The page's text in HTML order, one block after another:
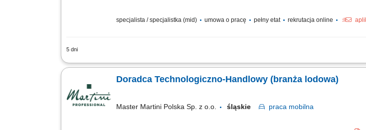
specjalista / specjalistka (mid) umowa o pracę pełny etat rekrutacja online
5 dni
Opis stanowiska rozwijanie współpracy z klientami biznesowymi poprzez regularny
Doradca Technologiczno-Handlowy (branża lodowa)
Master Martini Polska Sp. z o.o. śląskie praca mobilna